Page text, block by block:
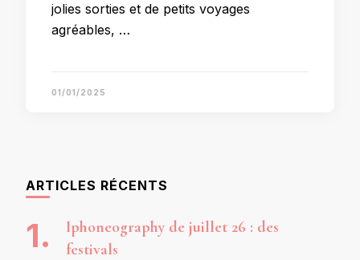
jolies sorties et de petits voyages
agréables, …
01/01/2025
ARTICLES RÉCENTS
Iphoneography de juillet 26 : des
festivals